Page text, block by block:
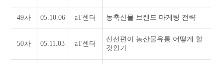
49차 05.10.06 aT센터 농축산물 브랜드 마케팅 전략
50차 05.11.03 aT센터
신선편이 농산물유통 어떻게 할
것인가